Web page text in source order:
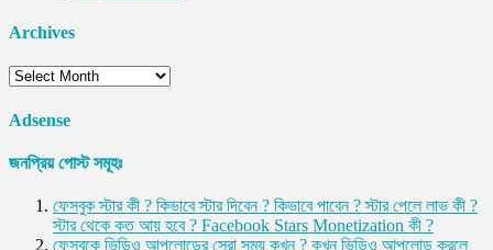
Archives
Archives
Adsense
জনপ্রিয় পোস্ট সমূহঃ
ফেসবুক স্টার কী ? কিভাবে স্টার দিবেন ? কিভাবে পাবেন ? স্টার পেলে লাভ কী ?
স্টার থেকে কত আয় হবে ? Facebook Stars Monetization কী ?
ফেসবুকে ভিডিও আপলোডের সেরা সময় কখন ? কখন ভিডিও আপলোড করলে